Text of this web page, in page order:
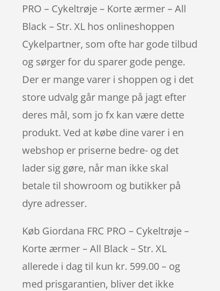
PRO – Cykeltrøje – Korte ærmer – All
Black – Str. XL hos onlineshoppen
Cykelpartner, som ofte har gode tilbud
og sørger for du sparer gode penge.
Der er mange varer i shoppen og i det
store udvalg går mange på jagt efter
deres mål, som jo fx kan være dette
produkt. Ved at købe dine varer i en
webshop er priserne bedre- og det
lader sig gøre, når man ikke skal
betale til showroom og butikker på
dyre adresser.
Køb Giordana FRC PRO – Cykeltrøje –
Korte ærmer – All Black – Str. XL
allerede i dag til kun kr. 599.00 – og
med prisgarantien, bliver det ikke